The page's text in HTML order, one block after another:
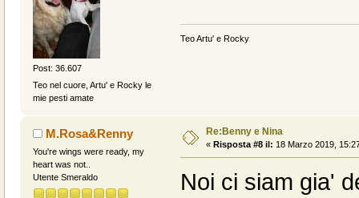
Post: 36.607
Teo nel cuore, Artu' e Rocky le
mie pesti amate
Teo Artu' e Rocky
M.Rosa&Renny
You're wings were ready, my
heart was not..
Utente Smeraldo
Re:Benny e Nina
« Risposta #8 il: 18 Marzo 2019,
Noi ci siam gia'